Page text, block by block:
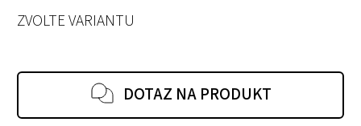
ZVOLTE VARIANTU
DOTAZ NA PRODUKT